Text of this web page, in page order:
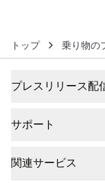
トップ 乗り物の
プレスリリース配
サポート
関連サービス